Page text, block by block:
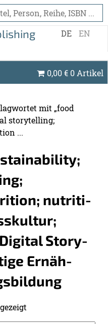
DE EN
0,00€ 0 Artikel
mit „food
storytelling;
...
nut­ri­ti­
Sto­ry­
Er­näh­